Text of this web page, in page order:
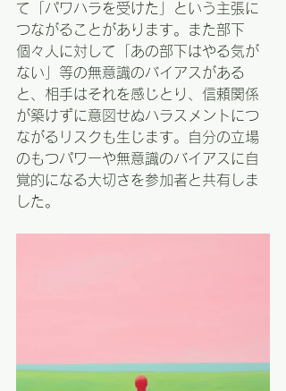
て「パワハラを受けた」という主張に
つながることがあります。また部下
個々人に対して「あの部下はやる気が
ない」等の無意識のバイアスがある
と、相手はそれを感じとり、信頼関係
が築けずに意図せぬハラスメントにつ
ながるリスクも生じます。自分の立場
のもつパワーや無意識のバイアスに自
覚的になる大切さを参加者と共有しま
した。